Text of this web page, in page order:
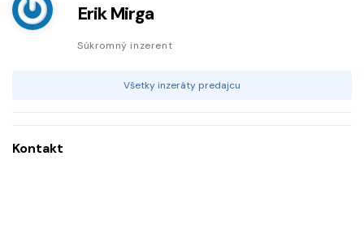
Erik Mirga
Súkromný inzerent
Všetky inzeráty predajcu
Kontakt